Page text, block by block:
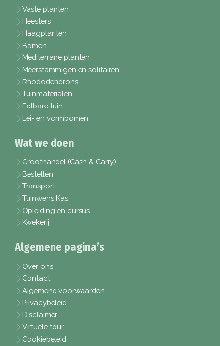
Vaste planten
Heesters
Haagplanten
Bomen
Mediterrane planten
Meerstammigen en solitairen
Rhododendrons
Tuinmaterialen
Eetbare tuin
Lei- en vormbomen
Wat we doen
Groothandel (Cash & Carry)
Bestellen
Transport
Tuinwens Kas
Opleiding en cursus
Kwekerij
Algemene pagina’s
Over ons
Contact
Algemene voorwaarden
Privacybeleid
Disclaimer
Virtuele tour
Cookiebeleid